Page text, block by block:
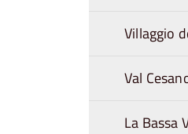
Villaggio
Val
La Bassa